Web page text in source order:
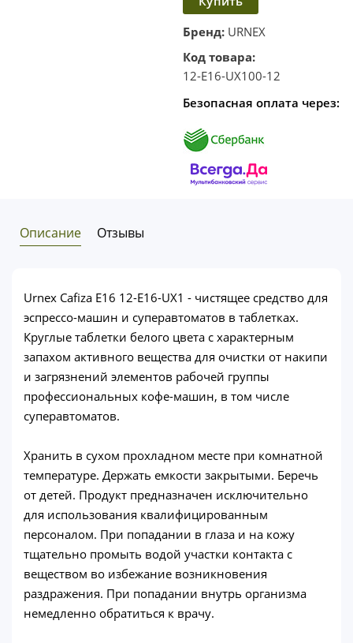
корзину
в один
клик
Бренд: URNEX
Код товара:
12-E16-UX100-12
Безопасная оплата через:
Описание Отзывы
Urnex Cafiza E16 12-E16-UX1 - чистящее средство для
эспрессо-машин и суперавтоматов в таблетках.
Круглые таблетки белого цвета с характерным
запахом активного вещества для очистки от накипи
и загрязнений элементов рабочей группы
профессиональных кофе-машин, в том числе
суперавтоматов.
Хранить в сухом прохладном месте при комнатной
температуре. Держать емкости закрытыми. Беречь
от детей. Продукт предназначен исключительно
для использования квалифицированным
персоналом. При попадании в глаза и на кожу
тщательно промыть водой участки контакта с
веществом во избежание возникновения
раздражения. При попадании внутрь организма
немедленно обратиться к врачу.